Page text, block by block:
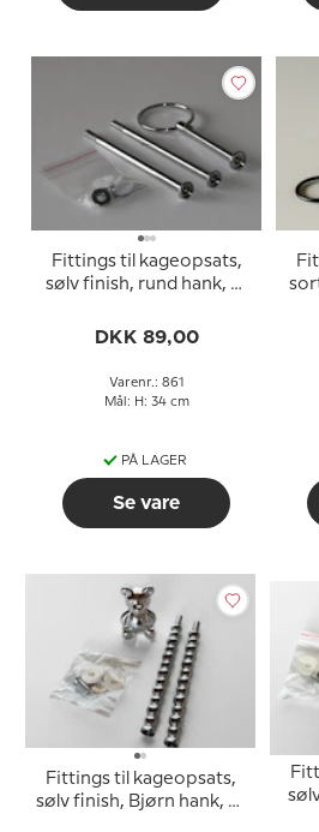
Fittings til kageopsats,
sølv finish, rund hank, 2-
DKK 89,00
Varenr.: 861
Mål: H: 34 cm
PÅ LAGER
Se vare
Fittings til kageopsats,
sølv finish, Bjørn hank, 2-